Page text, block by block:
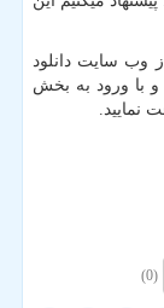
های جدید 2020 میتوانید از وب سایت دانلود
و با ورود به بخش
نمایید
(0)